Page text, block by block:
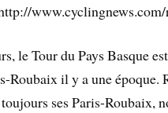
le Tour du Pays Basque
Roubaix il y a une
ses Paris-Roubaix,